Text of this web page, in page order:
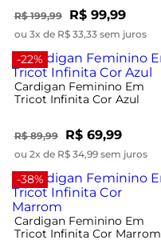
R$ 199,99 R$ 99,99
ou 3x de R$ 33,33 sem juros
-22%
Cardigan Feminino Em
Tricot Infinita Cor Azul
R$ 89,99 R$ 69,99
ou 2x de R$ 34,99 sem juros
-38%
Cardigan Feminino Em
Tricot Infinita Cor Marrom